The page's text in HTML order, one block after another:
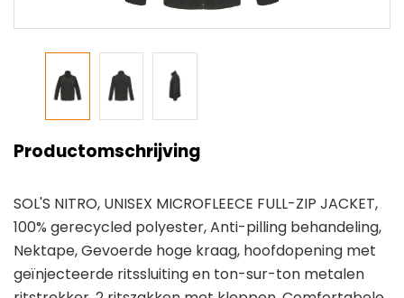
Productomschrijving
SOL'S NITRO, UNISEX MICROFLEECE FULL-ZIP JACKET,
100% gerecycled polyester, Anti-pilling behandeling,
Nektape, Gevoerde hoge kraag, hoofdopening met
geïnjecteerde ritssluiting en ton-sur-ton metalen